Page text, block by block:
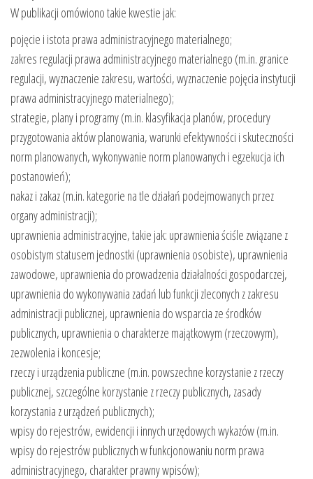
W publikacji omówiono takie kwestie jak:
pojęcie i istota prawa administracyjnego materialnego;
zakres regulacji prawa administracyjnego materialnego (m.in. granice
regulacji, wyznaczenie zakresu, wartości, wyznaczenie pojęcia instytucji
prawa administracyjnego materialnego);
strategie, plany i programy (m.in. klasyfikacja planów, procedury
przygotowania aktów planowania, warunki efektywności i skuteczności
norm planowanych, wykonywanie norm planowanych i egzekucja ich
postanowień);
nakaz i zakaz (m.in. kategorie na tle działań podejmowanych przez
organy administracji);
uprawnienia administracyjne, takie jak: uprawnienia ściśle związane z
osobistym statusem jednostki (uprawnienia osobiste), uprawnienia
zawodowe, uprawnienia do prowadzenia działalności gospodarczej,
uprawnienia do wykonywania zadań lub funkcji zleconych z zakresu
administracji publicznej, uprawnienia do wsparcia ze środków
publicznych, uprawnienia o charakterze majątkowym (rzeczowym),
zezwolenia i koncesje;
rzeczy i urządzenia publiczne (m.in. powszechne korzystanie z rzeczy
publicznej, szczególne korzystanie z rzeczy publicznych, zasady
korzystania z urządzeń publicznych);
wpisy do rejestrów, ewidencji i innych urzędowych wykazów (m.in.
wpisy do rejestrów publicznych w funkcjonowaniu norm prawa
administracyjnego, charakter prawny wpisów);